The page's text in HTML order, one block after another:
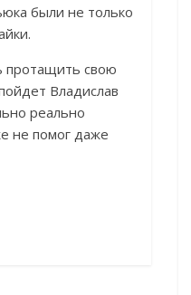
были не только
протащить свою
Владислав
реально
не помог даже